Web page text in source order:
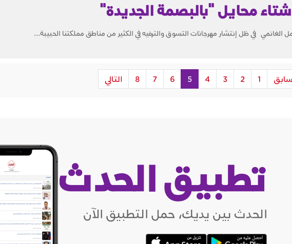
محايل "بالبصمة الجديدة"
الغانمي في ظل إنتشار مهرجانات التسوق والترفيه في الكثير من مناطق مملكتنا الحبيبة...
1
2
3
4
5
6
7
8 التالي
تطبيق الحدث
الحدث بين يديك، حمل التطبيق الآن